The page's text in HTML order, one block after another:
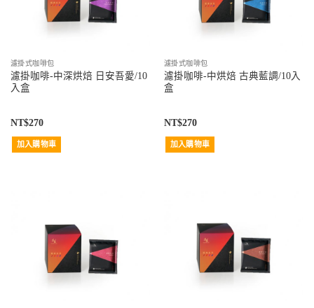
濾掛式咖啡包
濾掛咖啡-中深烘焙 日安吾愛/10
入盒
NT$270
加入購物車
濾掛式咖啡包
濾掛咖啡-中烘焙 古典藍調/10入
盒
NT$270
加入購物車